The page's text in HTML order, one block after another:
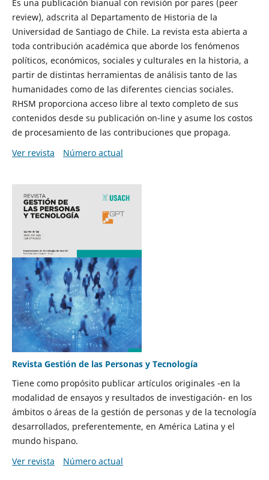
Es una publicación bianual con revisión por pares (peer
review), adscrita al Departamento de Historia de la
Universidad de Santiago de Chile. La revista esta abierta a
toda contribución académica que aborde los fenómenos
políticos, económicos, sociales y culturales en la historia, a
partir de distintas herramientas de análisis tanto de las
humanidades como de las diferentes ciencias sociales.
RHSM proporciona acceso libre al texto completo de sus
contenidos desde su publicación on-line y asume los costos
de procesamiento de las contribuciones que propaga.
Ver revista
Número actual
Revista Gestión de las Personas y Tecnología
Tiene como propósito publicar artículos originales -en la
modalidad de ensayos y resultados de investigación- en los
ámbitos o áreas de la gestión de personas y de la tecnología
desarrollados, preferentemente, en América Latina y el
mundo hispano.
Ver revista
Número actual